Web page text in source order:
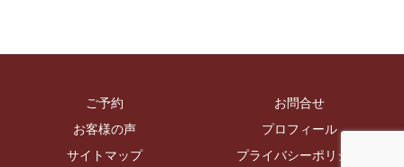
ご予約
お問合せ
お客様の声
プロフィール
サイトマップ
プライバシーポリシー